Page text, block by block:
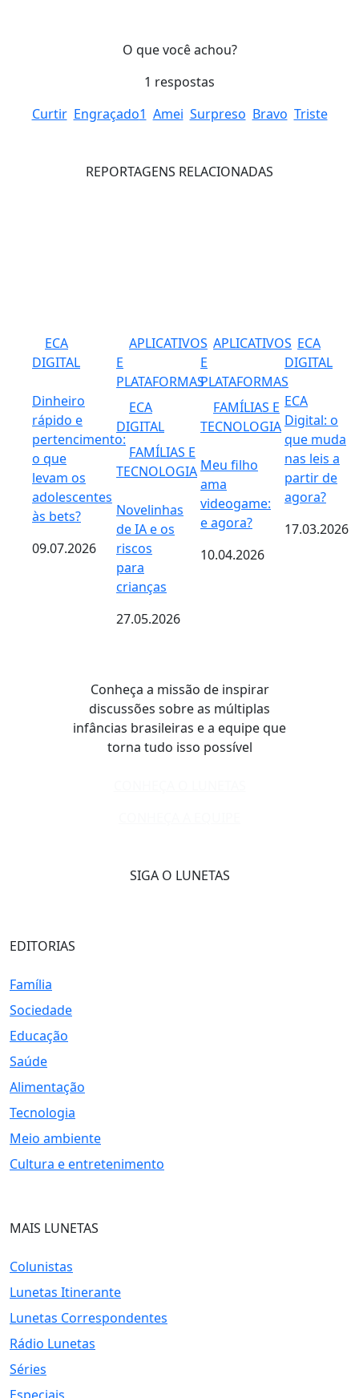
O que você achou?
1 respostas
Curtir Engraçado1 Amei Surpreso Bravo Triste
REPORTAGENS RELACIONADAS
ECA
DIGITAL
Dinheiro
rápido e
pertencimento:
o que
levam os
adolescentes
às bets?
09.07.2026
APLICATIVOS
E
PLATAFORMAS
ECA
DIGITAL
FAMÍLIAS E
TECNOLOGIA
Novelinhas
de IA e os
riscos
para
crianças
27.05.2026
APLICATIVOS
E
PLATAFORMAS
FAMÍLIAS E
TECNOLOGIA
Meu filho
ama
videogame:
e agora?
10.04.2026
ECA
DIGITAL
ECA
Digital: o
que muda
nas leis a
partir de
agora?
17.03.2026
Conheça a missão de inspirar
discussões sobre as múltiplas
infâncias brasileiras e a equipe que
torna tudo isso possível
SIGA O LUNETAS
EDITORIAS
Família
Sociedade
Educação
Saúde
Alimentação
Tecnologia
Meio ambiente
Cultura e entretenimento
MAIS LUNETAS
Colunistas
Lunetas Itinerante
Lunetas Correspondentes
Rádio Lunetas
Séries